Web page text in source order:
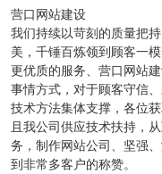
营口网站建设
我们持续以苛刻的质量把
美，千锤百炼领到顾客一
更优质的服务、营口网站
事情方式，对于顾客守信
技术方法集体支撑，各位
且我公司供应技术扶持，
务，制作网站公司、坚强
到非常多客户的称赞。